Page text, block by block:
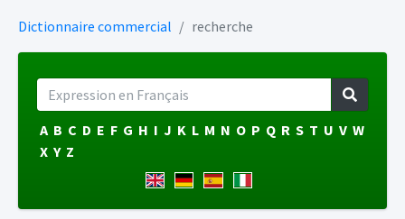
Dictionnaire commercial recherche
A B C D E F G H I J K L M N O P Q R S T U V W
X Y Z